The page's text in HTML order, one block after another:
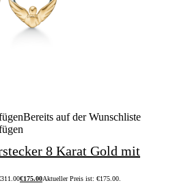
Bereits auf der Wunschliste
8 Karat Gold mit
€175.00Aktueller Preis ist: €175.00.